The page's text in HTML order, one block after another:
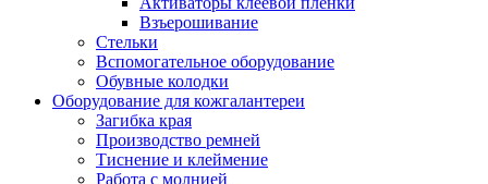
Взъерошивание
Стельки
Вспомогательное оборудование
Обувные колодки
Оборудование для кожгалантереи
Загибка края
Производство ремней
Тиснение и клеймение
Работа с молнией